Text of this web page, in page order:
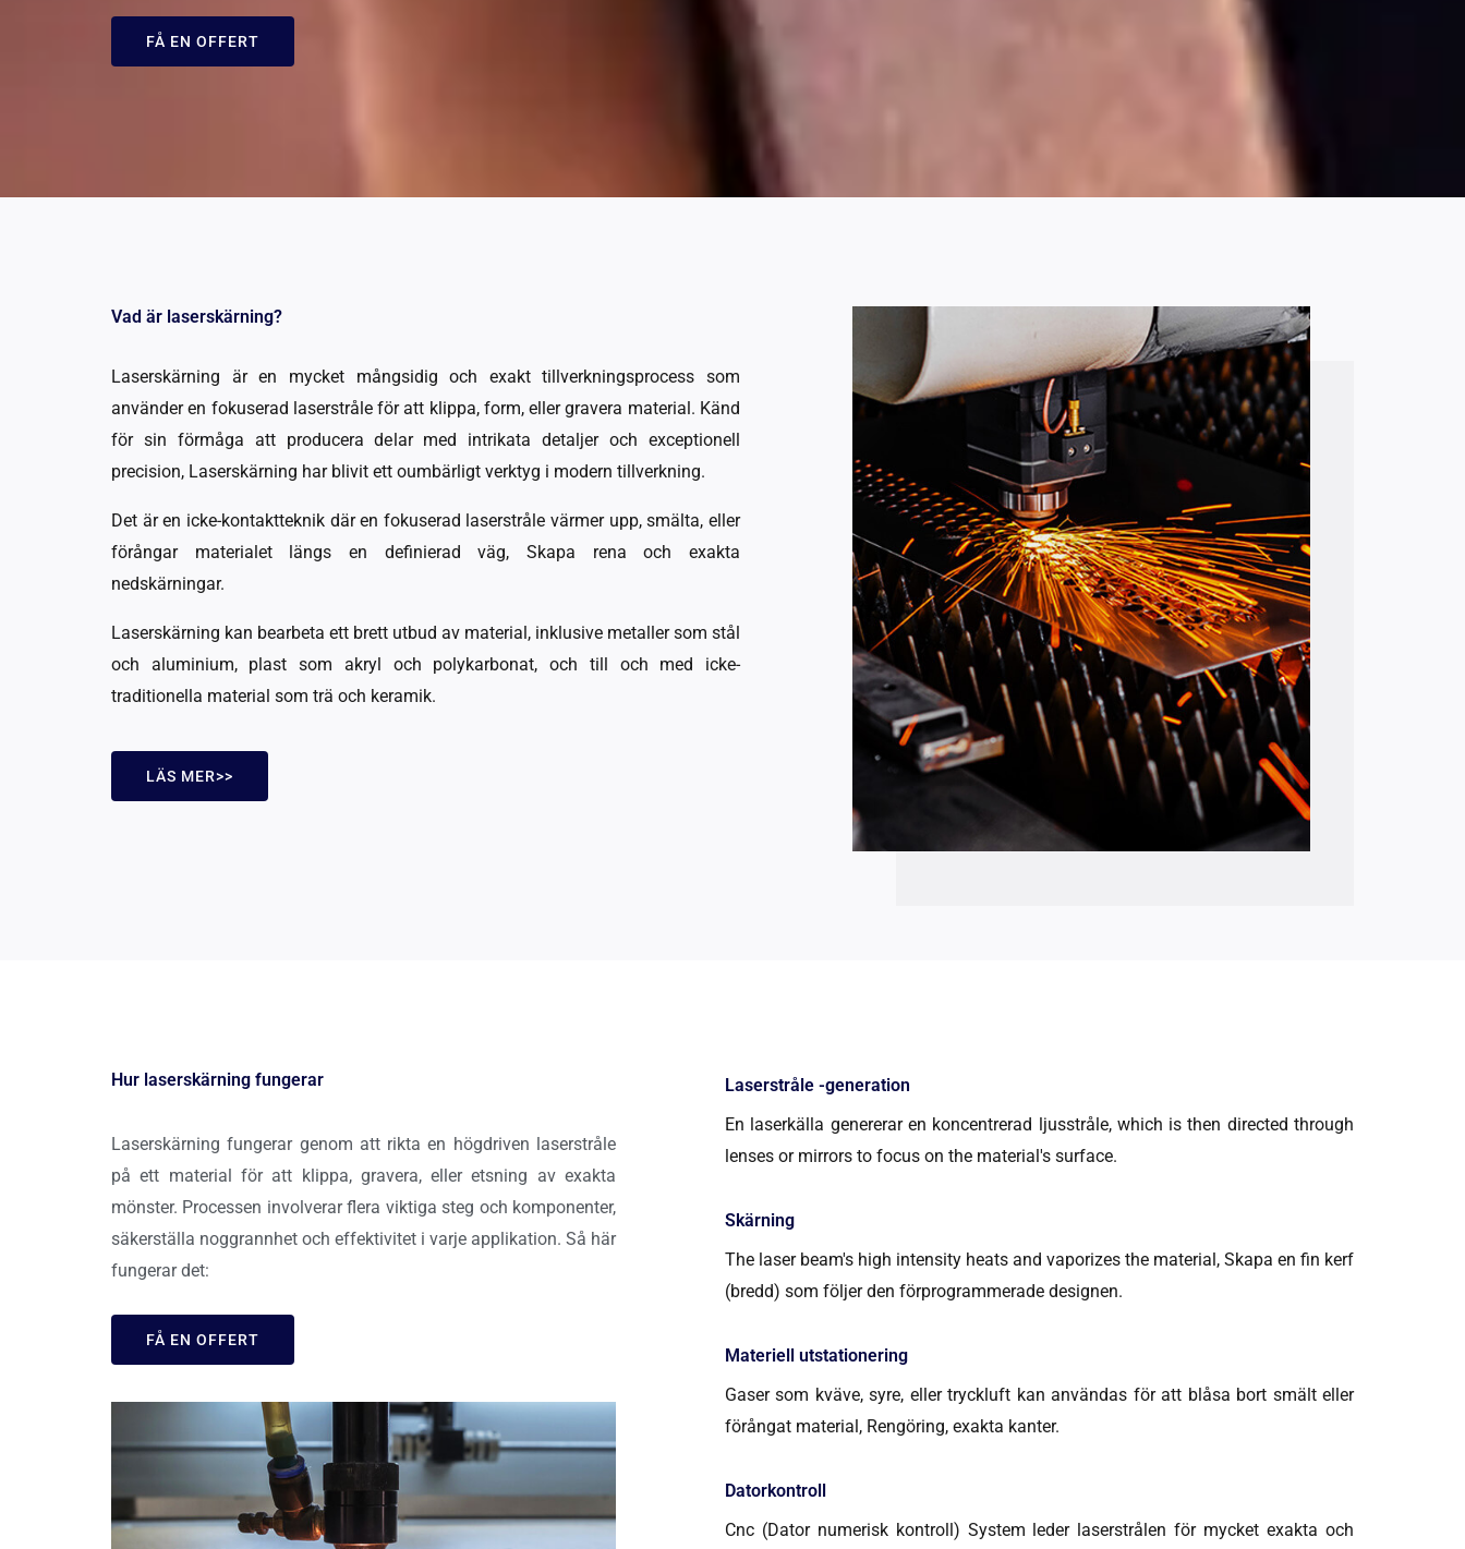
FÅ EN OFFERT
Vad är laserskärning?
Laserskärning är en mycket mångsidig och exakt tillverkningsprocess som
använder en fokuserad laserstråle för att klippa, form, eller gravera material. Känd
för sin förmåga att producera delar med intrikata detaljer och exceptionell
precision, Laserskärning har blivit ett oumbärligt verktyg i modern tillverkning.
Det är en icke-kontaktteknik där en fokuserad laserstråle värmer upp, smälta, eller
förångar materialet längs en definierad väg, Skapa rena och exakta
nedskärningar.
Laserskärning kan bearbeta ett brett utbud av material, inklusive metaller som stål
och aluminium, plast som akryl och polykarbonat, och till och med icke-
traditionella material som trä och keramik.
LÄS MER>>
Hur laserskärning fungerar
Laserskärning fungerar genom att rikta en högdriven laserstråle
på ett material för att klippa, gravera, eller etsning av exakta
mönster. Processen involverar flera viktiga steg och komponenter,
säkerställa noggrannhet och effektivitet i varje applikation. Så här
fungerar det:
FÅ EN OFFERT
Laserstråle -generation
En laserkälla genererar en koncentrerad ljusstråle, which is then directed through
lenses or mirrors to focus on the material's surface.
Skärning
The laser beam's high intensity heats and vaporizes the material, Skapa en fin kerf
(bredd) som följer den förprogrammerade designen.
Materiell utstationering
Gaser som kväve, syre, eller tryckluft kan användas för att blåsa bort smält eller
förångat material, Rengöring, exakta kanter.
Datorkontroll
Cnc (Dator numerisk kontroll) System leder laserstrålen för mycket exakta och